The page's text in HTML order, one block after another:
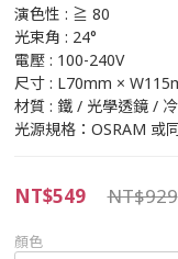
演色性 : ≧ 80
光束角 : 24°
電壓 : 100-240V
尺寸 : L70mm ×
材質 : 鐵 / 光學透鏡 /
光源規格：OSRAM 或
NT$929
NT$549
顏色